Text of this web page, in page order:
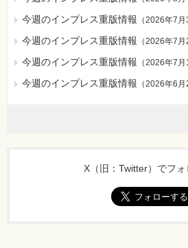
今週のインプレス重版情報 （2026年7月
今週のインプレス重版情報 （2026年7月
今週のインプレス重版情報 （2026年7月
今週のインプレス重版情報 （2026年6月
X（旧：Twitter）でフォ